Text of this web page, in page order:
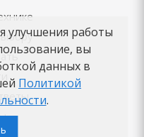
улучшения работы
вы
данных в
Политикой
.